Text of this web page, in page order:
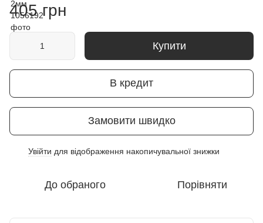
405 грн
Купити
В кредит
Замовити швидко
Увійти для відображення накопичувальної знижки
До обраного Порівняти